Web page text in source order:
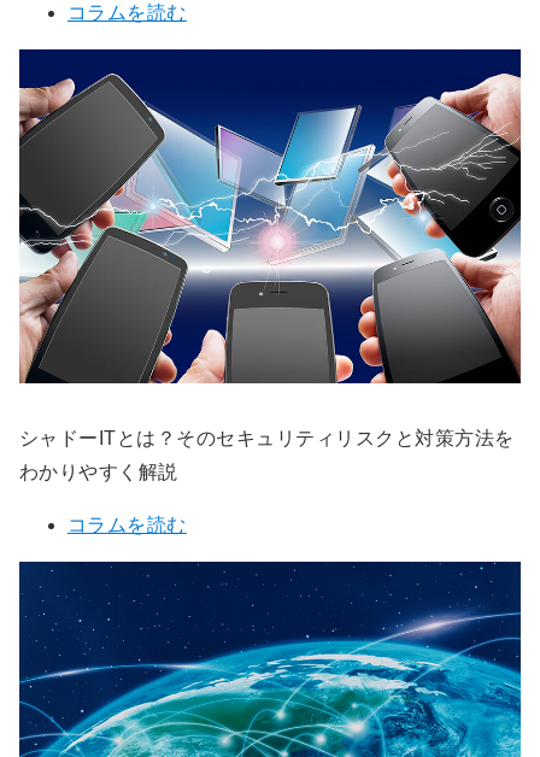
コラムを読む
シャドーITとは？そのセキュリティリスクと対策方法を
わかりやすく解説
コラムを読む